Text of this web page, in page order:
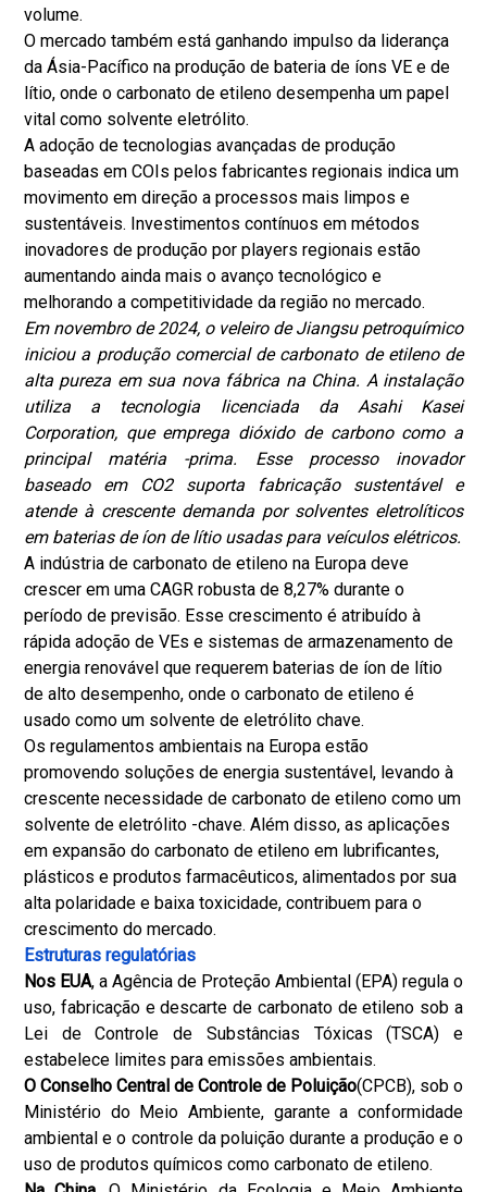
volume.
O mercado também está ganhando impulso da liderança
da Ásia-Pacífico na produção de bateria de íons VE e de
lítio, onde o carbonato de etileno desempenha um papel
vital como solvente eletrólito.
A adoção de tecnologias avançadas de produção
baseadas em COIs pelos fabricantes regionais indica um
movimento em direção a processos mais limpos e
sustentáveis. Investimentos contínuos em métodos
inovadores de produção por players regionais estão
aumentando ainda mais o avanço tecnológico e
melhorando a competitividade da região no mercado.
Em novembro de 2024, o veleiro de Jiangsu petroquímico
iniciou a produção comercial de carbonato de etileno de
alta pureza em sua nova fábrica na China. A instalação
utiliza a tecnologia licenciada da Asahi Kasei
Corporation, que emprega dióxido de carbono como a
principal matéria -prima. Esse processo inovador
baseado em CO2 suporta fabricação sustentável e
atende à crescente demanda por solventes eletrolíticos
em baterias de íon de lítio usadas para veículos elétricos.
A indústria de carbonato de etileno na Europa deve
crescer em uma CAGR robusta de 8,27% durante o
período de previsão. Esse crescimento é atribuído à
rápida adoção de VEs e sistemas de armazenamento de
energia renovável que requerem baterias de íon de lítio
de alto desempenho, onde o carbonato de etileno é
usado como um solvente de eletrólito chave.
Os regulamentos ambientais na Europa estão
promovendo soluções de energia sustentável, levando à
crescente necessidade de carbonato de etileno como um
solvente de eletrólito -chave. Além disso, as aplicações
em expansão do carbonato de etileno em lubrificantes,
plásticos e produtos farmacêuticos, alimentados por sua
alta polaridade e baixa toxicidade, contribuem para o
crescimento do mercado.
Estruturas regulatórias
Nos EUA, a Agência de Proteção Ambiental (EPA) regula o
uso, fabricação e descarte de carbonato de etileno sob a
Lei de Controle de Substâncias Tóxicas (TSCA) e
estabelece limites para emissões ambientais.
O Conselho Central de Controle de Poluição(CPCB), sob o
Ministério do Meio Ambiente, garante a conformidade
ambiental e o controle da poluição durante a produção e o
uso de produtos químicos como carbonato de etileno.